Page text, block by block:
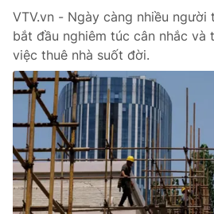
Xã hội
Pháp luật
Y tế
Thế giới
Tin tức
VTV.vn - Ngày càng nhiều người
bắt đầu nghiêm túc cân nhắc và
việc thuê nhà suốt đời.